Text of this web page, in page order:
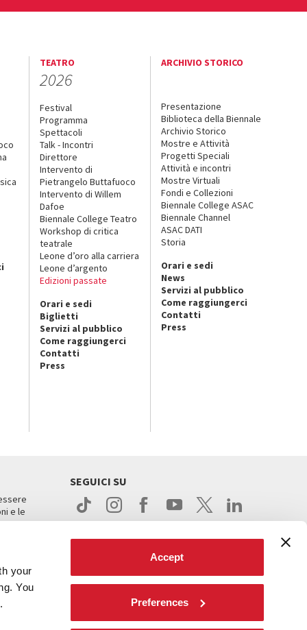
your
You
Accept
Preferences
TEATRO
2026
Festival
Programma
Spettacoli
Talk - Incontri
Direttore
Intervento di
Pietrangelo Buttafuoco
Intervento di Willem
Dafoe
Biennale College Teatro
Workshop di critica
teatrale
Leone d’oro alla carriera
Leone d’argento
Edizioni passate
Orari e sedi
Biglietti
Servizi al pubblico
Come raggiungerci
Contatti
Press
ARCHIVIO STORICO
Presentazione
Biblioteca della Biennale
Archivio Storico
Mostre e Attività
Progetti Speciali
Attività e incontri
Mostre Virtuali
Fondi e Collezioni
Biennale College ASAC
Biennale Channel
ASAC DATI
Storia
Orari e sedi
News
Servizi al pubblico
Come raggiungerci
Contatti
Press
e le
SEGUICI SU